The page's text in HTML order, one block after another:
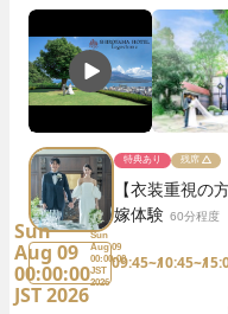
特典あり 残席
【衣装重視の
嫁体験 60分程度
Sun
Aug 09
00:00:00
JST 2026
Sun
Aug 09
00:00:00
JST
2026
09:45~10:45~